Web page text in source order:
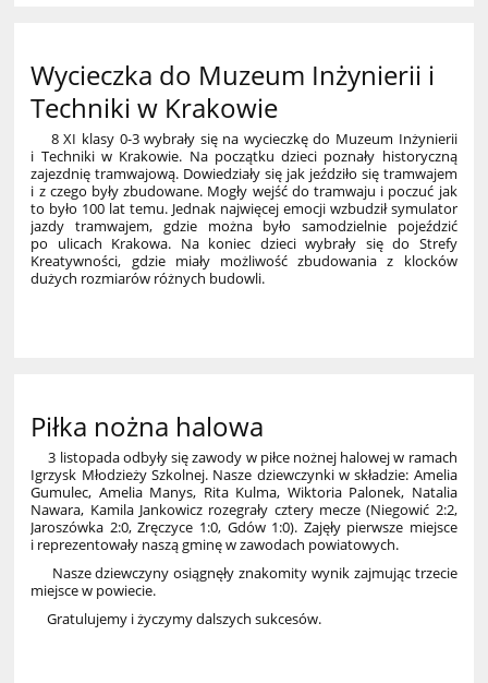
Wycieczka do Muzeum Inżynierii i
Techniki w Krakowie
8 XI klasy 0-3 wybrały się na wycieczkę do Muzeum Inżynierii
i Techniki w Krakowie. Na początku dzieci poznały historyczną
zajezdnię tramwajową. Dowiedziały się jak jeździło się tramwajem
i z czego były zbudowane. Mogły wejść do tramwaju i poczuć jak
to było 100 lat temu. Jednak najwięcej emocji wzbudził symulator
jazdy tramwajem, gdzie można było samodzielnie pojeździć
po ulicach Krakowa. Na koniec dzieci wybrały się do Strefy
Kreatywności, gdzie miały możliwość zbudowania z klocków
dużych rozmiarów różnych budowli.
Piłka nożna halowa
3 listopada odbyły się zawody w piłce nożnej halowej w ramach
Igrzysk Młodzieży Szkolnej. Nasze dziewczynki w składzie: Amelia
Gumulec, Amelia Manys, Rita Kulma, Wiktoria Palonek, Natalia
Nawara, Kamila Jankowicz rozegrały cztery mecze (Niegowić 2:2,
Jaroszówka 2:0, Zręczyce 1:0, Gdów 1:0). Zajęły pierwsze miejsce
i reprezentowały naszą gminę w zawodach powiatowych.
Nasze dziewczyny osiągnęły znakomity wynik zajmując trzecie
miejsce w powiecie.
Gratulujemy i życzymy dalszych sukcesów.